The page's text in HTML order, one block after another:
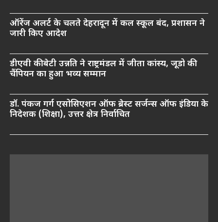
ऑरेंज अलर्ट के चलते देहरादून में कल स्कूल बंद, प्रशासन ने
जारी किए आदेश
डीएवी की बेटी उन्नति ने राष्ट्रमंडल में जीता कांस्य, जूडो की
चैंपियन का हुआ भव्य सम्मान
डॉ. पंकज गर्ग एसोसिएशन ऑफ ब्रेस्ट सर्जन्स ऑफ इंडिया के
निदेशक (शिक्षा), उत्तर क्षेत्र निर्वाचित